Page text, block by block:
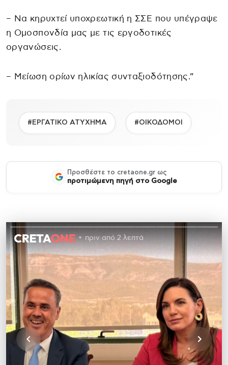
– Να κηρυχτεί υποχρεωτική η ΣΣΕ που υπέγραψε
η Ομοσπονδία μας με τις εργοδοτικές
οργανώσεις.
– Μείωση ορίων ηλικίας συνταξιοδότησης.”
#ΕΡΓΑΤΙΚΟ ΑΤΥΧΗΜΑ #ΟΙΚΟΔΟΜΟΙ
Προσθέστε το cretaone.gr ως
προτιμώμενη πηγή στο Google
πριν από 2 λεπτά